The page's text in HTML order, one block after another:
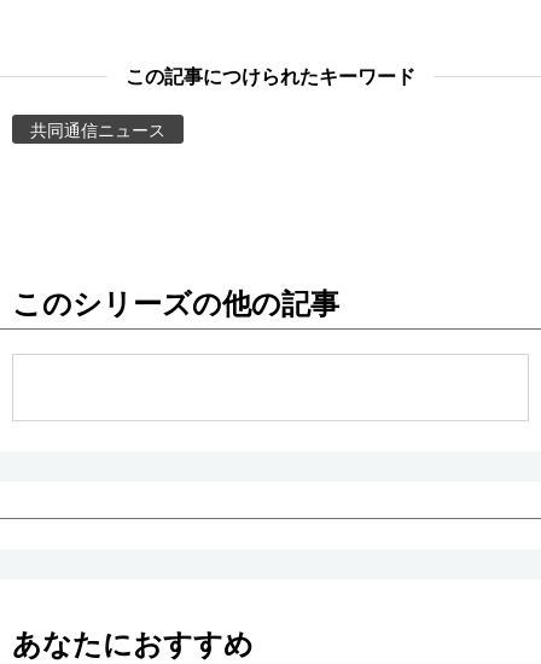
Images
お知らせ
この記事につけられたキーワード
共同通信ニュース
このシリーズの他の記事
あなたにおすすめ